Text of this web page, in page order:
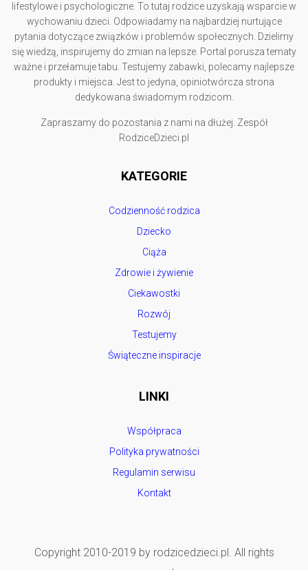
lifestylowe i psychologiczne. To tutaj rodzice uzyskają wsparcie w
wychowaniu dzieci. Odpowiadamy na najbardziej nurtujące
pytania dotyczące związków i problemów społecznych. Dzielimy
się wiedzą, inspirujemy do zmian na lepsze. Portal porusza tematy
ważne i przełamuje tabu. Testujemy zabawki, polecamy najlepsze
produkty i miejsca. Jest to jedyna, opiniotwórcza strona
dedykowana świadomym rodzicom.
Zapraszamy do pozostania z nami na dłużej. Zespół
RodziceDzieci.pl
KATEGORIE
Codzienność rodzica
Dziecko
Ciąża
Zdrowie i żywienie
Ciekawostki
Rozwój
Testujemy
Świąteczne inspiracje
LINKI
Współpraca
Polityka prywatności
Regulamin serwisu
Kontakt
Copyright 2010-2019 by rodzicedzieci.pl. All rights